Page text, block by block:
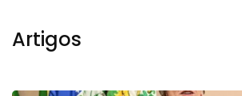
Artigos